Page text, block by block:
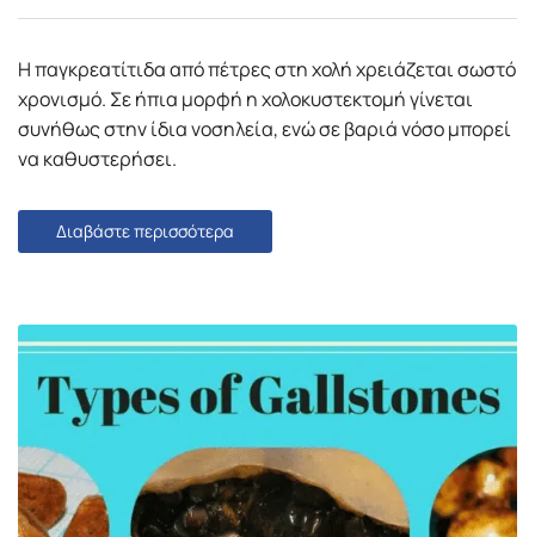
Η παγκρεατίτιδα από πέτρες στη χολή χρειάζεται σωστό
χρονισμό. Σε ήπια μορφή η χολοκυστεκτομή γίνεται
συνήθως στην ίδια νοσηλεία, ενώ σε βαριά νόσο μπορεί
να καθυστερήσει.
Διαβάστε περισσότερα